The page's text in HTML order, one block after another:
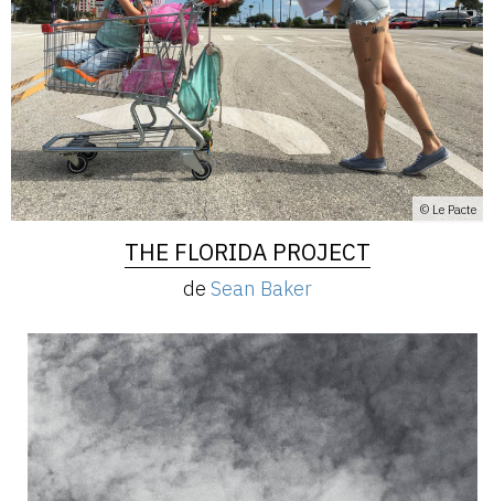
© Le Pacte
THE FLORIDA PROJECT
de Sean Baker